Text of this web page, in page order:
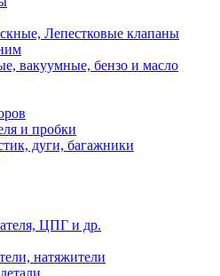
Лепестковые клапаны
вакуумные, бензо и масло
и пробки
дуги, багажники
ЦПГ и др.
натяжители